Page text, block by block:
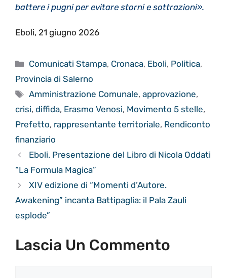
battere i pugni per evitare storni e sottrazioni».
Eboli, 21 giugno 2026
Categorie
Comunicati Stampa, Cronaca, Eboli, Politica,
Provincia di Salerno
Tag
Amministrazione Comunale,approvazione,
crisi, diffida, Erasmo Venosi, Movimento 5 stelle,
Prefetto, rappresentante territoriale, Rendiconto
finanziario
Eboli. Presentazione del Libro di Nicola Oddati
“La Formula Magica”
XIV edizione di “Momenti d’Autore.
Awakening” incanta Battipaglia: il Pala Zauli
esplode”
Lascia Un Commento